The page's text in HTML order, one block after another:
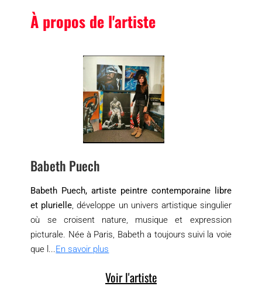
À propos de l'artiste
Babeth Puech
Babeth Puech, artiste peintre contemporaine libre
et plurielle, développe un univers artistique singulier
où se croisent nature, musique et expression
picturale. Née à Paris, Babeth a toujours suivi la voie
que l...En savoir plus
Voir l'artiste